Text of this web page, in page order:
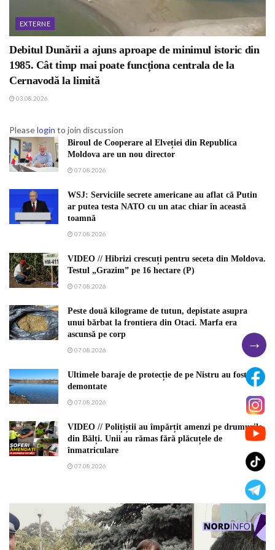
EXTERNE
Debitul Dunării a ajuns aproape de minimul istoric din
1985. Cât timp mai poate funcționa centrala de la
Cernavodă la limită
03.08.2026
Pleaselogin to join discussion
Biroul de Cooperare al Elveției din Republica
Moldova are un nou director
07.08.2026
WSJ: Serviciile secrete americane au aflat că Putin
ar putea testa NATO cu un atac chiar în această
toamnă
07.08.2026
VIDEO // Hibrizi crescuți pentru seceta din Moldova.
Testul „Grazim” pe 16 hectare (P)
07.08.2026
Peste două kilograme de tutun, depistate asupra
unui bărbat la frontiera din Otaci. Marfa era
ascunsă pe corp
07.08.2026
Ultimele baraje de protecție de pe Nistru au fost
demontate
07.08.2026
VIDEO // Polițiștii au împărțit amenzi pe drumurile
din Bălți. Unii au rămas fără plăcuțele de
înmatriculare
07.08.2026
→